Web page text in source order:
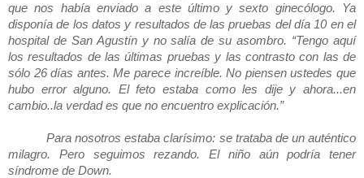
que nos había enviado a este último y sexto ginecólogo. Ya
disponía de los datos y resultados de las pruebas del día 10 en el
hospital de San Agustín y no salía de su asombro. “Tengo aquí
los resultados de las últimas pruebas y las contrasto con las de
sólo 26 días antes. Me parece increíble. No piensen ustedes que
hubo error alguno. El feto estaba como les dije y ahora...en
cambio..la verdad es que no encuentro explicación.”
Para nosotros estaba clarísimo: se trataba de un auténtico
milagro. Pero seguimos rezando. El niño aún podría tener
síndrome de Down.